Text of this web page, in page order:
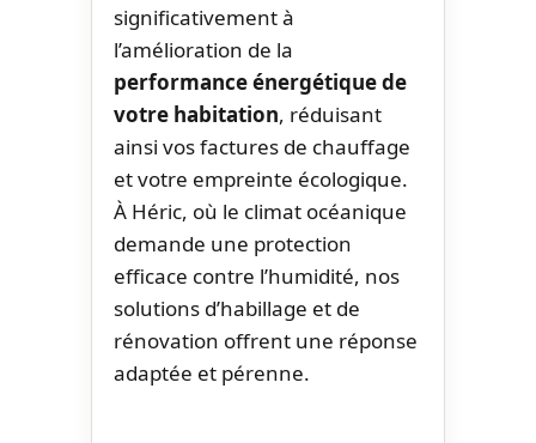
significativement à
l’amélioration de la
performance énergétique de
votre habitation, réduisant
ainsi vos factures de chauffage
et votre empreinte écologique.
À Héric, où le climat océanique
demande une protection
efficace contre l’humidité, nos
solutions d’habillage et de
rénovation offrent une réponse
adaptée et pérenne.